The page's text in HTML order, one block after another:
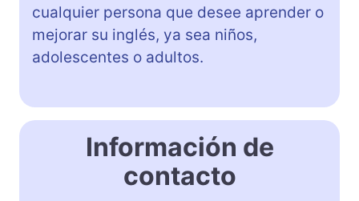
cualquier persona que desee aprender o
mejorar su inglés, ya sea niños,
adolescentes o adultos.
Información de
contacto